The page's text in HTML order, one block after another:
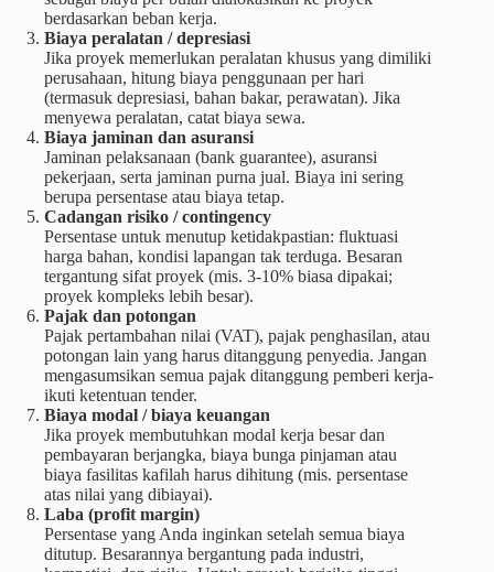
berdasarkan beban kerja.
Biaya peralatan / depresiasi
Jika proyek memerlukan peralatan khusus yang dimiliki
perusahaan, hitung biaya penggunaan per hari
(termasuk depresiasi, bahan bakar, perawatan). Jika
menyewa peralatan, catat biaya sewa.
Biaya jaminan dan asuransi
Jaminan pelaksanaan (bank guarantee), asuransi
pekerjaan, serta jaminan purna jual. Biaya ini sering
berupa persentase atau biaya tetap.
Cadangan risiko / contingency
Persentase untuk menutup ketidakpastian: fluktuasi
harga bahan, kondisi lapangan tak terduga. Besaran
tergantung sifat proyek (mis. 3-10% biasa dipakai;
proyek kompleks lebih besar).
Pajak dan potongan
Pajak pertambahan nilai (VAT), pajak penghasilan, atau
potongan lain yang harus ditanggung penyedia. Jangan
mengasumsikan semua pajak ditanggung pemberi kerja-
ikuti ketentuan tender.
Biaya modal / biaya keuangan
Jika proyek membutuhkan modal kerja besar dan
pembayaran berjangka, biaya bunga pinjaman atau
biaya fasilitas kafilah harus dihitung (mis. persentase
atas nilai yang dibiayai).
Laba (profit margin)
Persentase yang Anda inginkan setelah semua biaya
ditutup. Besarannya bergantung pada industri,